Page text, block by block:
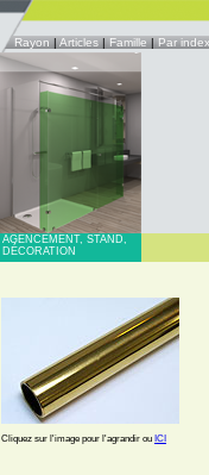
Rayon|Articles|Famille|Par index
AGENCEMENT, STAND,
DÉCORATION
Cliquez sur l'image pour l'agrandir ou ICI